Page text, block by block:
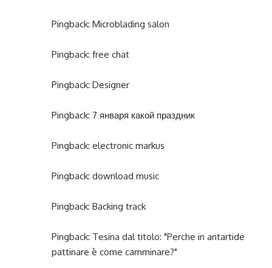
Pingback: Microblading salon
Pingback: free chat
Pingback: Designer
Pingback: 7 января какой праздник
Pingback: electronic markus
Pingback: download music
Pingback: Backing track
Pingback: Tesina dal titolo: "Perche in antartide
pattinare è come camminare?"